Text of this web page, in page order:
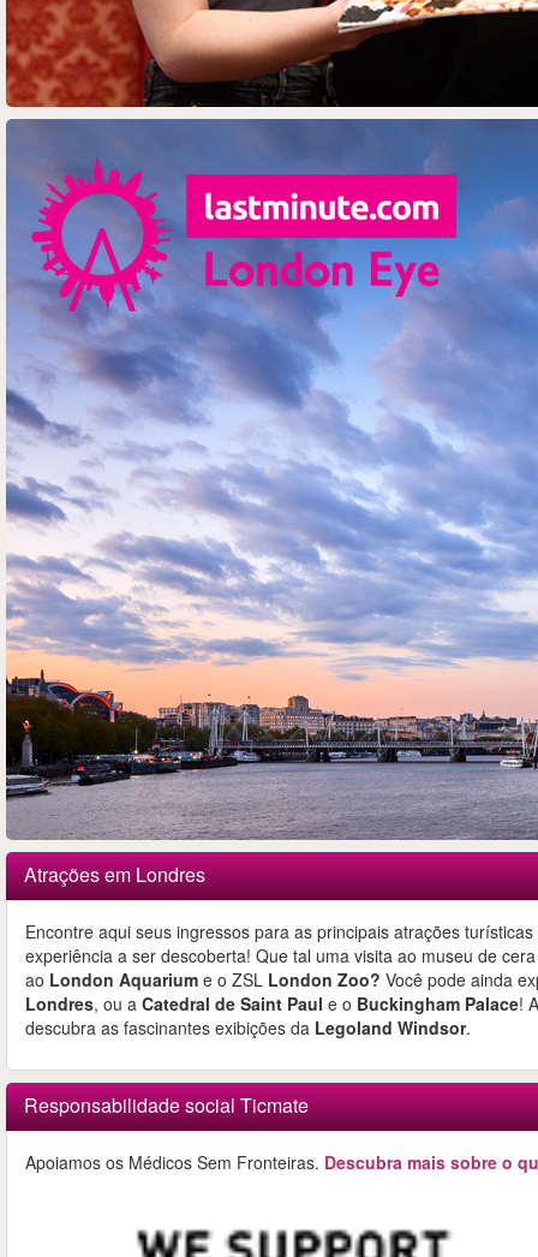
Atrações em Londres
Encontre aqui seus ingressos para as principais atrações
experiência a ser descoberta! Que tal uma visita ao museu de
ao London Aquarium e o ZSL London Zoo? Você pode ainda
Londres, ou a Catedral de Saint Paul e o Buckingham Palace!
descubra as fascinantes exibições da Legoland Windsor.
Responsabilidade social Ticmate
Apoiamos os Médicos Sem Fronteiras. Descubra mais sobre o